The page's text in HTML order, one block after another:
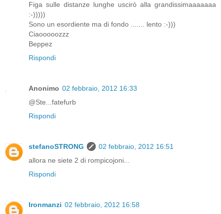
Figa sulle distanze lunghe uscirò alla grandissimaaaaaaa
:-)))))
Sono un esordiente ma di fondo ....... lento :-)))
Ciaooooozzz
Beppez
Rispondi
Anonimo 02 febbraio, 2012 16:33
@Ste...fatefurb
Rispondi
stefanoSTRONG
02 febbraio, 2012 16:51
allora ne siete 2 di rompicojoni...
Rispondi
Ironmanzi 02 febbraio, 2012 16:58